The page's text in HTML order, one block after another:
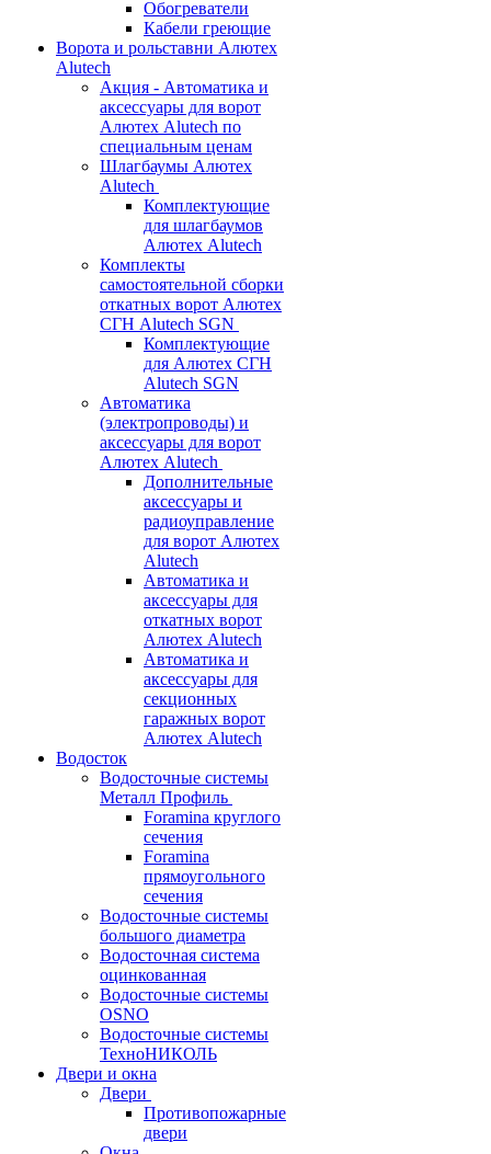
Обогреватели
Кабели греющие
Ворота и рольставни Алютех
Alutech
Акция - Автоматика и
аксессуары для ворот
Алютех Alutech по
специальным ценам
Шлагбаумы Алютех
Alutech
Комплектующие
для шлагбаумов
Алютех Alutech
Комплекты
самостоятельной сборки
откатных ворот Алютех
СГН Alutech SGN
Комплектующие
для Алютех СГН
Alutech SGN
Автоматика
(электропроводы) и
аксессуары для ворот
Алютех Alutech
Дополнительные
аксессуары и
радиоуправление
для ворот Алютех
Alutech
Автоматика и
аксессуары для
откатных ворот
Алютех Alutech
Автоматика и
аксессуары для
секционных
гаражных ворот
Алютех Alutech
Водосток
Водосточные системы
Металл Профиль
Foramina круглого
сечения
Foramina
прямоугольного
сечения
Водосточные системы
большого диаметра
Водосточная система
оцинкованная
Водосточные системы
OSNO
Водосточные системы
ТехноНИКОЛЬ
Двери и окна
Двери
Противопожарные
двери